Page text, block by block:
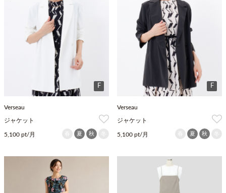
F
Verseau
ジャケット
5,100 pt/月 夏 秋
F
Verseau
ジャケット
5,100 pt/月 夏 秋